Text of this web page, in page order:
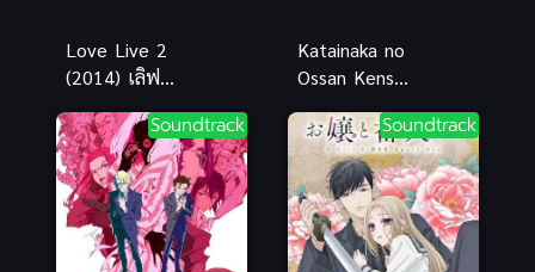
Love Live 2
(2014) เลิฟ
การไอดอล
จำเป็น ภาค 2
Katainaka no
Ossan Kensei
(2025)
ปรมาจารย์
ดาบชั้นเซียน
Soundtrack Soundtrack